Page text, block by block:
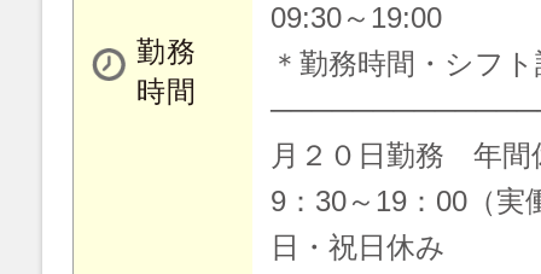
勤務
時間
09:30～19:00
＊勤務時間・シフ
月２０日勤務 年間
9：30～19：00（実
日・祝日休み